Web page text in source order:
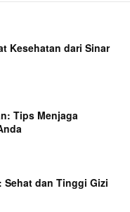
Kesehatan dari Sinar
Tips Menjaga
Sehat dan Tinggi Gizi